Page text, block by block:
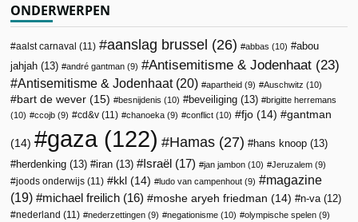
ONDERWERPEN
aalst carnaval (11) aanslag brussel (26) abbas (10)
abou
jahjah (13) andré gantman (9) Antisemitisme & Jodenhaat (23)
Antisemitisme & Jodenhaat(20) apartheid (9) Auschwitz (10)
bart de wever (15) besnijdenis (10) beveiliging (13)
brigitte herremans
(10)
ccojb (9) cd&v (11) chanoeka (9) conflict (10) fjo (14) gantman
(14) gaza (122) Hamas (27) hans knoop (13)
herdenking (13) iran (13) Israël (17) jan jambon (10) Jeruzalem (9)
joods onderwijs (11) kkl (14) ludo van campenhout (9)
magazine
(19)
michael freilich (16) moshe aryeh friedman (14) n-va (12)
nederland (11) nederzettingen (9) negationisme (10) olympische spelen (9)